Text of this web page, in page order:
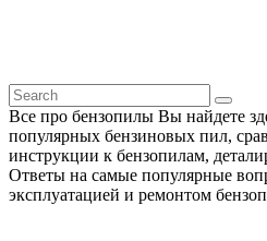
Все про бензопилы Вы найдете
популярных бензиновых пил,
инструкции к бензопилам,
Ответы на самые популярные
эксплуатацией и ремонтом